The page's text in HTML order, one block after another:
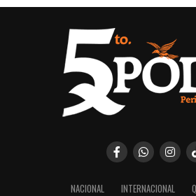
NACIONAL INTERNACIONAL